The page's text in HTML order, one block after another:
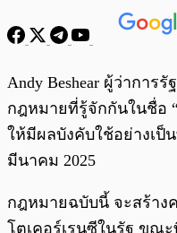
Andy Beshear ผู้ว่าการ
กฎหมายที่รู้จักกันในชื่อ
ให้มีผลบังคับใช้อย่างเป็
มีนาคม 2025
กฎหมายฉบับนี้ จะสร้าง
โตเคอร์เรนซีในรัฐ ขณ